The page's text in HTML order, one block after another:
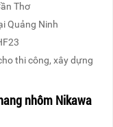
Thơ
Quảng Ninh
thi công, xây dựng
nhôm Nikawa